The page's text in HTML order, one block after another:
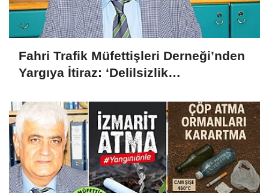
Fahri Trafik Müfettişleri Derneği’nden
Yargıya İtiraz: ‘Delilsizlik
Hukuksuzdur’